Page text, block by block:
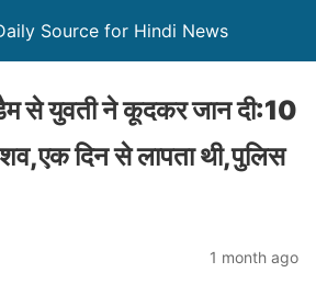
Source for Hindi News
से युवती ने कूदकर जान दी:10
दिन से लापता थी,पुलिस
1 month ago